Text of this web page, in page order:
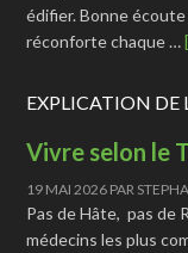
édifier. Bonne
réconforte chaque …
EXPLICATION DE
Vivre selon le
19 MAI 2026 PAR
Pas de Hâte, pas de
médecins les plus